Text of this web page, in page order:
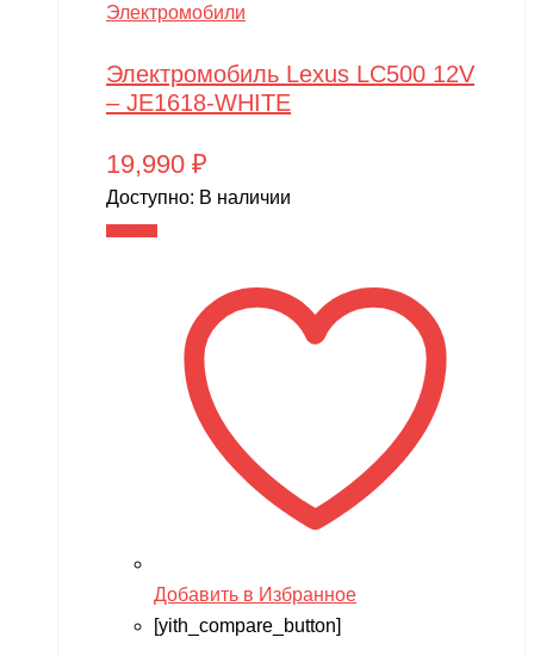
Электромобили
Электромобиль Lexus LC500 12V
– JE1618-WHITE
19,990 ₽
Доступно: В наличии
Добавить в Избранное
[yith_compare_button]